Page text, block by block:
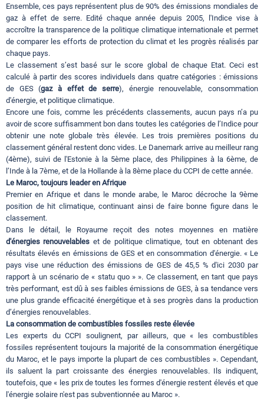
Ensemble, ces pays représentent plus de 90% des émissions mondiales de
gaz à effet de serre. Edité chaque année depuis 2005, l'Indice vise à
accroître la transparence de la politique climatique internationale et permet
de comparer les efforts de protection du climat et les progrès réalisés par
chaque pays.
Le classement s’est basé sur le score global de chaque Etat. Ceci est
calculé à partir des scores individuels dans quatre catégories : émissions
de GES (gaz à effet de serre), énergie renouvelable, consommation
d'énergie, et politique climatique.
Encore une fois, comme les précédents classements, aucun pays n’a pu
avoir de score suffisamment bon dans toutes les catégories de l’Indice pour
obtenir une note globale très élevée. Les trois premières positions du
classement général restent donc vides. Le Danemark arrive au meilleur rang
(4ème), suivi de l'Estonie à la 5ème place, des Philippines à la 6ème, de
l’Inde à la 7ème, et de la Hollande à la 8ème place du CCPI de cette année.
Le Maroc, toujours leader en Afrique
Premier en Afrique et dans le monde arabe, le Maroc décroche la 9ème
position de hit climatique, continuant ainsi de faire bonne figure dans le
classement.
Dans le détail, le Royaume reçoit des notes moyennes en matière
d'énergies renouvelables et de politique climatique, tout en obtenant des
résultats élevés en émissions de GES et en consommation d'énergie. « Le
pays vise une réduction des émissions de GES de 45,5 % d'ici 2030 par
rapport à un scénario de « statu quo » ». Ce classement, en tant que pays
très performant, est dû à ses faibles émissions de GES, à sa tendance vers
une plus grande efficacité énergétique et à ses progrès dans la production
d’énergies renouvelables.
La consommation de combustibles fossiles reste élevée
Les experts du CCPI soulignent, par ailleurs, que « les combustibles
fossiles représentent toujours la majorité de la consommation énergétique
du Maroc, et le pays importe la plupart de ces combustibles ». Cependant,
ils saluent la part croissante des énergies renouvelables. Ils indiquent,
toutefois, que « les prix de toutes les formes d'énergie restent élevés et que
l'énergie solaire n'est pas subventionnée au Maroc ».